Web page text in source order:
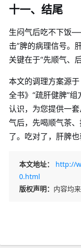
十一、结尾
生闷气后吃不下饭
击”脾的病理信号。
关键在于“先顺气、
本文的调理方案源
全书》“疏肝健脾”
认识，为您提供一套
气后，先喝顺气茶
了。吃对了，肝脾也
本文地址：
http://
0.html
版权声明： 内容均